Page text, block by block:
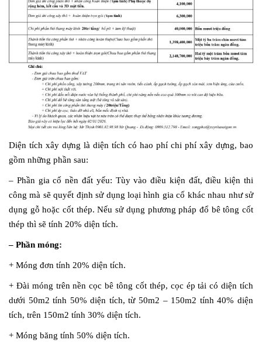
Diện tích xây dựng là diện tích có hao phí chi phí xây dựng, bao
gồm những phần sau:
– Phần gia cố nền đất yếu: Tùy vào điều kiện đất, điều kiện thi
công mà sẽ quyết định sử dụng loại hình gia cố khác nhau như sử
dụng gỗ hoặc cốt thép. Nếu sử dụng phương pháp đổ bê tông cốt
thép thì sẽ tính 20% diện tích.
– Phần móng:
+ Móng đơn tính 20% diện tích.
+ Đài móng trên nền cọc bê tông cốt thép, cọc ép tải có diện tích
dưới 50m2 tính 50% diện tích, từ 50m2 – 150m2 tính 40% diện
tích, trên 150m2 tính 30% diện tích.
+ Móng băng tính 50% diện tích.